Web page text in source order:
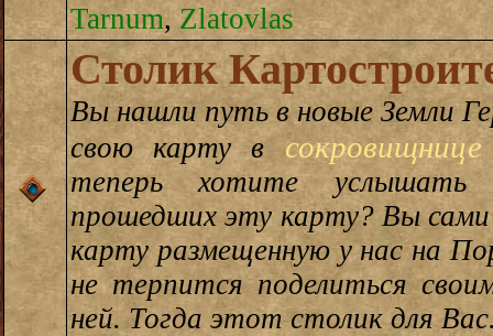
Tarnum,Zlatovlas
Столик
Вы нашли путь в новые Земли
свою карту в
теперь хотите услышать
прошедших эту карту? Вы
карту размещенную у нас на
не терпится поделиться
ней. Тогда этот столик для